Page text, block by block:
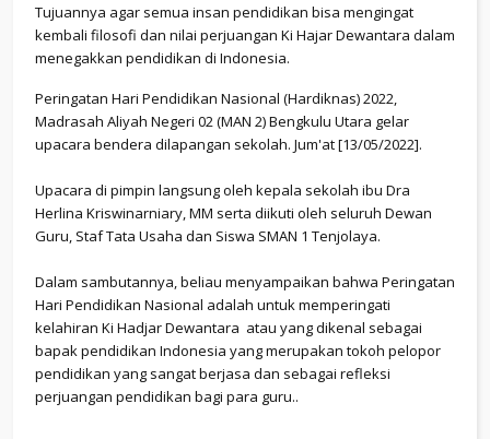
Tujuannya agar semua insan pendidikan bisa mengingat
kembali filosofi dan nilai perjuangan Ki Hajar Dewantara dalam
menegakkan pendidikan di Indonesia.
Peringatan Hari Pendidikan Nasional (Hardiknas) 2022,
Madrasah Aliyah Negeri 02 (MAN 2) Bengkulu Utara gelar
upacara bendera dilapangan sekolah. Jum'at [13/05/2022].
Upacara di pimpin langsung oleh kepala sekolah ibu Dra
Herlina Kriswinarniary, MM serta diikuti oleh seluruh Dewan
Guru, Staf Tata Usaha dan Siswa SMAN 1 Tenjolaya.
Dalam sambutannya, beliau menyampaikan bahwa Peringatan
Hari Pendidikan Nasional adalah untuk memperingati
kelahiran Ki Hadjar Dewantara atau yang dikenal sebagai
bapak pendidikan Indonesia yang merupakan tokoh pelopor
pendidikan yang sangat berjasa dan sebagai refleksi
perjuangan pendidikan bagi para guru..